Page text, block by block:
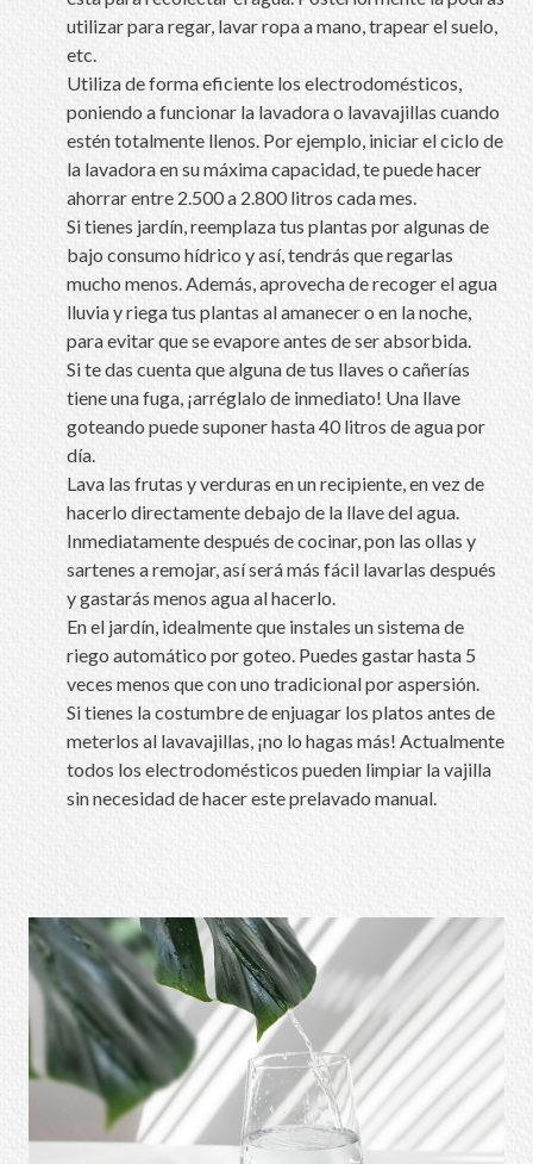
utilizar para regar, lavar ropa a mano, trapear el suelo,
etc.
Utiliza de forma eficiente los electrodomésticos,
poniendo a funcionar la lavadora o lavavajillas cuando
estén totalmente llenos. Por ejemplo, iniciar el ciclo de
la lavadora en su máxima capacidad, te puede hacer
ahorrar entre 2.500 a 2.800 litros cada mes.
Si tienes jardín, reemplaza tus plantas por algunas de
bajo consumo hídrico y así, tendrás que regarlas
mucho menos. Además, aprovecha de recoger el agua
lluvia y riega tus plantas al amanecer o en la noche,
para evitar que se evapore antes de ser absorbida.
Si te das cuenta que alguna de tus llaves o cañerías
tiene una fuga, ¡arréglalo de inmediato! Una llave
goteando puede suponer hasta 40 litros de agua por
día.
Lava las frutas y verduras en un recipiente, en vez de
hacerlo directamente debajo de la llave del agua.
Inmediatamente después de cocinar, pon las ollas y
sartenes a remojar, así será más fácil lavarlas después
y gastarás menos agua al hacerlo.
En el jardín, idealmente que instales un sistema de
riego automático por goteo. Puedes gastar hasta 5
veces menos que con uno tradicional por aspersión.
Si tienes la costumbre de enjuagar los platos antes de
meterlos al lavavajillas, ¡no lo hagas más! Actualmente
todos los electrodomésticos pueden limpiar la vajilla
sin necesidad de hacer este prelavado manual.